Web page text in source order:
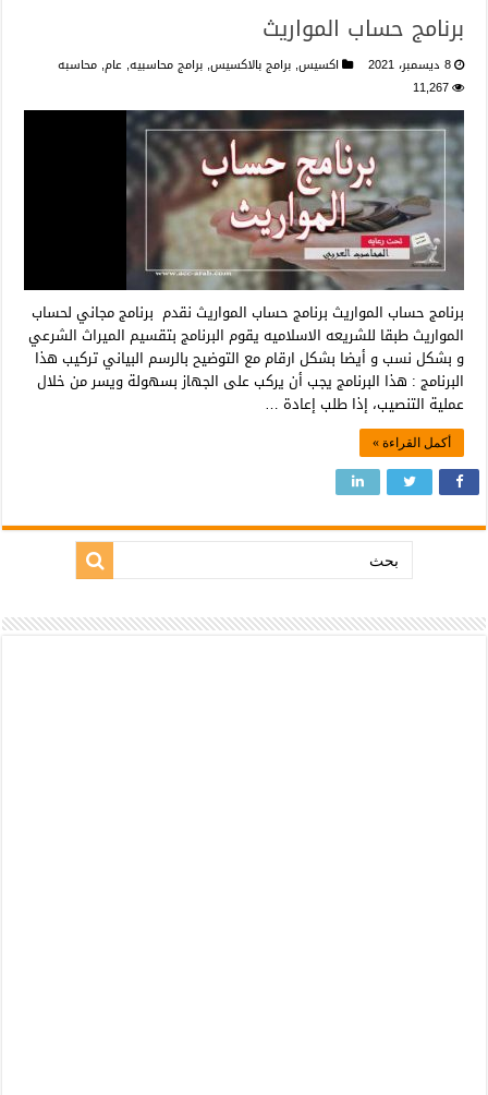
برنامج حساب المواريث
8 ديسمبر، 2021 اكسيس, برامج بالاكسيس, برامج محاسبيه, عام, محاسبه
11,267
برنامج حساب المواريث برنامج حساب المواريث نقدم برنامج مجاني لحساب
المواريث طبقا للشريعه الاسلاميه يقوم البرنامج بتقسيم الميراث الشرعي
و بشكل نسب و أيضا بشكل ارقام مع التوضيح بالرسم البياني تركيب هذا
البرنامج : هذا البرنامج يجب أن يركب على الجهاز بسهولة ويسر من خلال
عملية التنصيب، إذا طلب إعادة …
أكمل القراءة »
بحث: